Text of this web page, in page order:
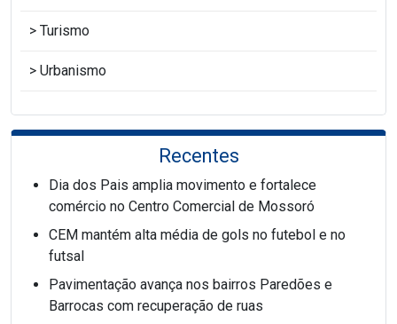
Turismo
Urbanismo
Recentes
Dia dos Pais amplia movimento e fortalece
comércio no Centro Comercial de Mossoró
CEM mantém alta média de gols no futebol e no
futsal
Pavimentação avança nos bairros Paredões e
Barrocas com recuperação de ruas